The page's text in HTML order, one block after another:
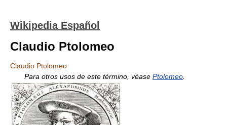
Wikipedia Español
Claudio Ptolomeo
Claudio Ptolomeo
Para otros usos de este término, véase Ptolomeo